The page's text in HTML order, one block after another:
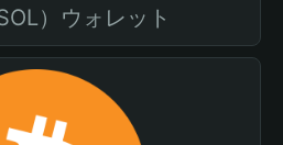
）ウォレット